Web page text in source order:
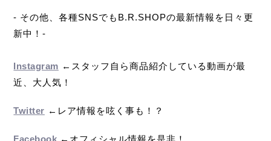
- その他、各種SNSでもB.R.SHOPの最新情報を日々更
新中！-
Instagram ←スタッフ自ら商品紹介している動画が最
近、大人気！
Twitter ←レア情報を呟く事も！？
Facebook ←オフィシャル情報を是非！